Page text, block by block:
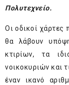
Πολυτεχνείο.
Οι οδικοί χάρτες
θα λάβουν
κτιρίων, τα
νοικοκυριών και
έναν ικανό